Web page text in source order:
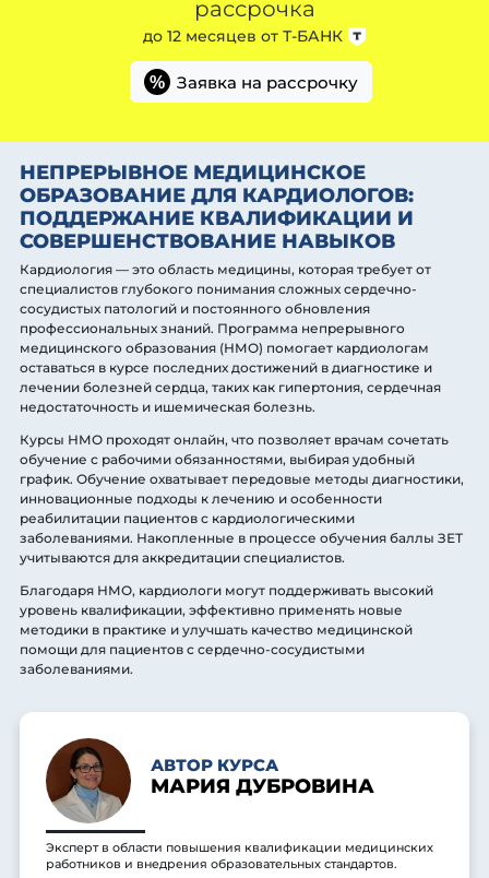
рассрочка
до 12 месяцев от Т-БАНК
% Заявка на рассрочку
НЕПРЕРЫВНОЕ МЕДИЦИНСКОЕ
ОБРАЗОВАНИЕ ДЛЯ КАРДИОЛОГОВ:
ПОДДЕРЖАНИЕ КВАЛИФИКАЦИИ И
СОВЕРШЕНСТВОВАНИЕ НАВЫКОВ
Кардиология — это область медицины, которая требует от
специалистов глубокого понимания сложных сердечно-
сосудистых патологий и постоянного обновления
профессиональных знаний. Программа непрерывного
медицинского образования (НМО) помогает кардиологам
оставаться в курсе последних достижений в диагностике и
лечении болезней сердца, таких как гипертония, сердечная
недостаточность и ишемическая болезнь.
Курсы НМО проходят онлайн, что позволяет врачам сочетать
обучение с рабочими обязанностями, выбирая удобный
график. Обучение охватывает передовые методы диагностики,
инновационные подходы к лечению и особенности
реабилитации пациентов с кардиологическими
заболеваниями. Накопленные в процессе обучения баллы ЗЕТ
учитываются для аккредитации специалистов.
Благодаря НМО, кардиологи могут поддерживать высокий
уровень квалификации, эффективно применять новые
методики в практике и улучшать качество медицинской
помощи для пациентов с сердечно-сосудистыми
заболеваниями.
АВТОР КУРСА
МАРИЯ ДУБРОВИНА
Эксперт в области повышения квалификации медицинских
работников и внедрения образовательных стандартов.